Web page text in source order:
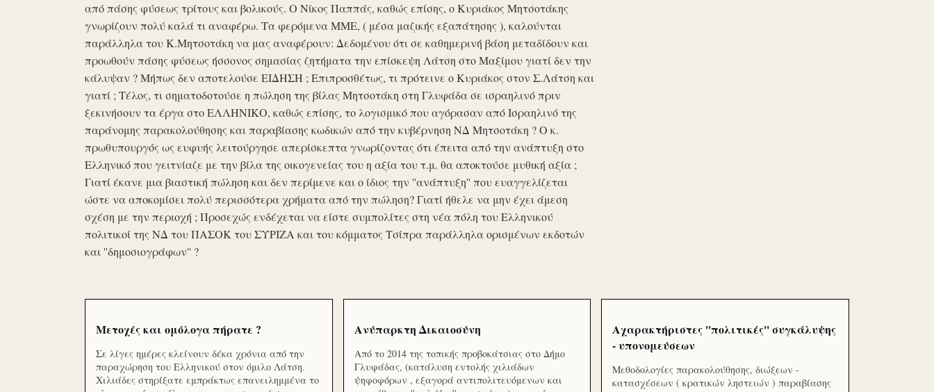
από πάσης φύσεως τρίτους και βολικούς. Ο Νίκος Παππάς, καθώς επίσης, ο Κυριάκος Μητσοτάκης
γνωρίζουν πολύ καλά τι αναφέρω. Τα φερόμενα ΜΜΕ, ( μέσα μαζικής εξαπάτησης ), καλούνται
παράλληλα του Κ.Μητσοτάκη να μας αναφέρουν: Δεδομένου ότι σε καθημερινή βάση μεταδίδουν και
προωθούν πάσης φύσεως ήσσονος σημασίας ζητήματα την επίσκεψη Λάτση στο Μαξίμου γιατί δεν την
κάλυψαν ? Μήπως δεν αποτελούσε ΕΙΔΗΣΗ ; Επιπροσθέτως, τι πρότεινε ο Κυριάκος στον Σ.Λάτση και
γιατί ; Τέλος, τι σηματοδοτούσε η πώληση της βίλας Μητσοτάκη στη Γλυφάδα σε ισραηλινό πριν
ξεκινήσουν τα έργα στο ΕΛΛΗΝΙΚΟ, καθώς επίσης, το λογισμικό που αγόρασαν από Ισραηλινό της
παράνομης παρακολούθησης και παραβίασης κωδικών από την κυβέρνηση ΝΔ Μητσοτάκη ? Ο κ.
πρωθυπουργός ως ευφυής λειτούργησε απερίσκεπτα γνωρίζοντας ότι έπειτα από την ανάπτυξη στο
Ελληνικό που γειτνίαζε με την βίλα της οικογενείας του η αξία του τ.μ. θα αποκτούσε μυθική αξία ;
Γιατί έκανε μια βιαστική πώληση και δεν περίμενε και ο ίδιος την ''ανάπτυξη'' που ευαγγελίζεται
ώστε να αποκομίσει πολύ περισσότερα χρήματα από την πώληση? Γιατί ήθελε να μην έχει άμεση
σχέση με την περιοχή ; Προσεχώς ενδέχεται να είστε συμπολίτες στη νέα πόλη του Ελληνικού
πολιτικοί της ΝΔ του ΠΑΣΟΚ του ΣΥΡΙΖΑ και του κόμματος Τσίπρα παράλληλα ορισμένων εκδοτών
και ''δημοσιογράφων'' ?
Μετοχές και ομόλογα πήρατε ?
Σε λίγες ημέρες κλείνουν δέκα χρόνια από την
παραχώρηση του Ελληνικού στον όμιλο Λάτση.
Χιλιάδες στηρίξατε εμπράκτως επανειλημμένα το
Ανύπαρκτη Δικαιοσύνη
Από το 2014 της τοπικής προβοκάτσιας στο Δήμο
Γλυφάδας, (κατάλυση εντολής χιλιάδων
ψηφοφόρων , εξαγορά αντιπολιτευόμενων και
Αχαρακτήριστες ''πολιτικές'' συγκάλυψης
- υπονομεύσεων
Μεθοδολογίες παρακολούθησης, διώξεων -
κατασχέσεων ( κρατικών ληστειών ) παραβίασης